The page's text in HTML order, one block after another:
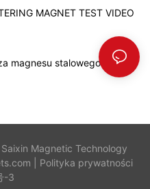
MAGNET TEST VIDEO
magnesu stalowego
Magnetic Technology
|
Polityka prywatności
-3